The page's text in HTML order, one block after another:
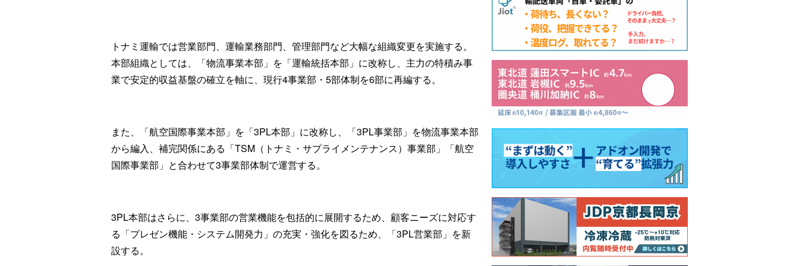
トナミ運輸では営業部門、運輸業務部門、管理部門など大幅な組織変更を実施する。
本部組織としては、「物流事業本部」を「運輸統括本部」に改称し、主力の特積み事
業で安定的収益基盤の確立を軸に、現行4事業部・5部体制を6部に再編する。
また、「航空国際事業本部」を「3PL本部」に改称し、「3PL事業部」を物流事業本部
から編入、補完関係にある「TSM（トナミ・サプライメンテナンス）事業部」「航空
国際事業部」と合わせて3事業部体制で運営する。
3PL本部はさらに、3事業部の営業機能を包括的に展開するため、顧客ニーズに対応す
る「プレゼン機能・システム開発力」の充実・強化を図るため、「3PL営業部」を新
設する。